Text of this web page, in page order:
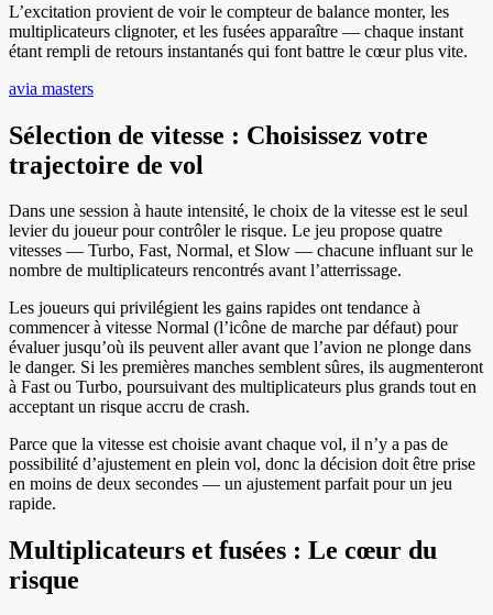
L’excitation provient de voir le compteur de balance monter, les
multiplicateurs clignoter, et les fusées apparaître — chaque instant
étant rempli de retours instantanés qui font battre le cœur plus vite.
avia masters
Sélection de vitesse : Choisissez votre
trajectoire de vol
Dans une session à haute intensité, le choix de la vitesse est le seul
levier du joueur pour contrôler le risque. Le jeu propose quatre
vitesses — Turbo, Fast, Normal, et Slow — chacune influant sur le
nombre de multiplicateurs rencontrés avant l’atterrissage.
Les joueurs qui privilégient les gains rapides ont tendance à
commencer à vitesse Normal (l’icône de marche par défaut) pour
évaluer jusqu’où ils peuvent aller avant que l’avion ne plonge dans
le danger. Si les premières manches semblent sûres, ils augmenteront
à Fast ou Turbo, poursuivant des multiplicateurs plus grands tout en
acceptant un risque accru de crash.
Parce que la vitesse est choisie avant chaque vol, il n’y a pas de
possibilité d’ajustement en plein vol, donc la décision doit être prise
en moins de deux secondes — un ajustement parfait pour un jeu
rapide.
Multiplicateurs et fusées : Le cœur du
risque